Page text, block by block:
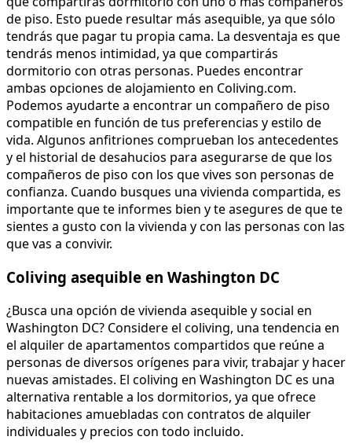
de piso. Esto puede resultar más asequible, ya que sólo
tendrás que pagar tu propia cama. La desventaja es que
tendrás menos intimidad, ya que compartirás
dormitorio con otras personas. Puedes encontrar
ambas opciones de alojamiento en Coliving.com.
Podemos ayudarte a encontrar un compañero de piso
compatible en función de tus preferencias y estilo de
vida. Algunos anfitriones comprueban los antecedentes
y el historial de desahucios para asegurarse de que los
compañeros de piso con los que vives son personas de
confianza. Cuando busques una vivienda compartida, es
importante que te informes bien y te asegures de que te
sientes a gusto con la vivienda y con las personas con las
que vas a convivir.
Coliving asequible en Washington DC
¿Busca una opción de vivienda asequible y social en
Washington DC? Considere el coliving, una tendencia en
el alquiler de apartamentos compartidos que reúne a
personas de diversos orígenes para vivir, trabajar y hacer
nuevas amistades. El coliving en Washington DC es una
alternativa rentable a los dormitorios, ya que ofrece
habitaciones amuebladas con contratos de alquiler
individuales y precios con todo incluido.